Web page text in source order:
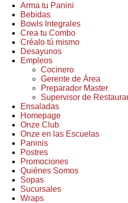
Arma tu Panini
Bebidas
Bowls Integrales
Crea tu Combo
Créalo tú mismo
Desayunos
Empleos
Cocinero
Gerente de Área
Preparador Master
Supervisor de
Ensaladas
Homepage
Onze Club
Onze en las Escuelas
Paninis
Postres
Promociones
Quiénes Somos
Sopas
Sucursales
Wraps